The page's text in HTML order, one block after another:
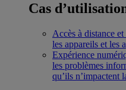
Cas
Accès à distance et
les appareils et les
Expérience
les problèmes
qu’ils n’impactent